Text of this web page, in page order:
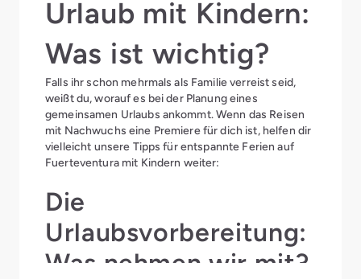
Urlaub mit Kindern:
Was ist wichtig?
Falls ihr schon mehrmals als Familie verreist seid,
weißt du, worauf es bei der Planung eines
gemeinsamen Urlaubs ankommt. Wenn das Reisen
mit Nachwuchs eine Premiere für dich ist, helfen dir
vielleicht unsere Tipps für entspannte Ferien auf
Fuerteventura mit Kindern weiter:
Die
Urlaubsvorbereitung:
Was nehmen wir mit?